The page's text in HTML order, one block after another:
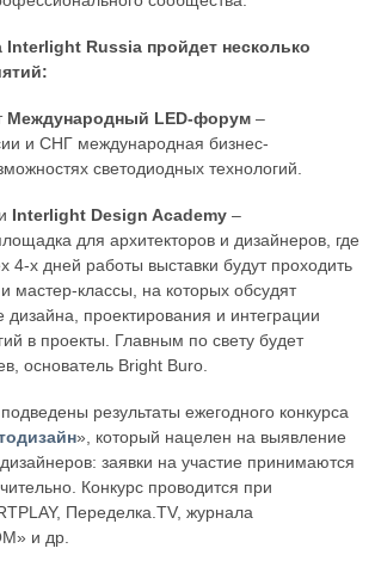
Interlight Russia пройдет несколько
Международный LED-форум –
и СНГ международная бизнес-
светодиодных технологий.
Interlight Design Academy –
для архитекторов и дизайнеров, где
4-х дней работы выставки будут проходить
мастер-классы, на которых обсудят
проектирования и интеграции
в проекты. Главным по свету будет
основатель Bright Buro.
результаты ежегодного конкурса
», который нацелен на выявление
заявки на участие принимаются
Конкурс проводится при
Переделка.TV, журнала
и др.